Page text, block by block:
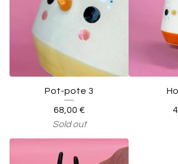
Pot-pote 3
68,00 €
Sold out